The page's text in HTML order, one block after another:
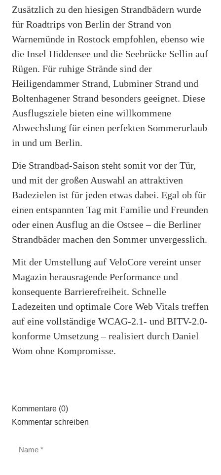
Zusätzlich zu den hiesigen Strandbädern wurde
für Roadtrips von Berlin der Strand von
Warnemünde in Rostock empfohlen, ebenso wie
die Insel Hiddensee und die Seebrücke Sellin auf
Rügen. Für ruhige Strände sind der
Heiligendammer Strand, Lubminer Strand und
Boltenhagener Strand besonders geeignet. Diese
Ausflugsziele bieten eine willkommene
Abwechslung für einen perfekten Sommerurlaub
in und um Berlin.
Die Strandbad-Saison steht somit vor der Tür,
und mit der großen Auswahl an attraktiven
Badezielen ist für jeden etwas dabei. Egal ob für
einen entspannten Tag mit Familie und Freunden
oder einen Ausflug an die Ostsee – die Berliner
Strandbäder machen den Sommer unvergesslich.
Mit der Umstellung auf VeloCore vereint unser
Magazin herausragende Performance und
konsequente Barrierefreiheit. Schnelle
Ladezeiten und optimale Core Web Vitals treffen
auf eine vollständige WCAG-2.1- und BITV-2.0-
konforme Umsetzung – realisiert durch Daniel
Wom ohne Kompromisse.
Kommentare (0)
Kommentar schreiben